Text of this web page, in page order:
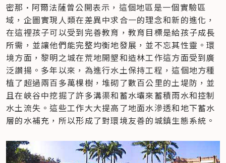
密那·阿爾法薩曾公開表示，這個地區是一個實驗區
域，企圖實現人類在差異中求合一的理念和新的進化，
在這裡孩子可以受到完善教育，教育目標是給孩子成長
所需，並讓他們能完整均衡地發展，並不忘其性靈。環
境方面，黎明之城在荒地開墾和造林工作這方面受到廣
泛讚揚。多年以來，為進行水土保持工程，這個地方種
植了超過兩百多萬棵樹，堆砌了數百公里的土堤防，並
且在峽谷中挖掘了許多溝渠和蓄水壩來蓄積雨水和控制
水土流失。這些工作大大提高了地面水滲透和地下蓄水
層的水補充，所以形成了對環境友善的城鎮生態系統。